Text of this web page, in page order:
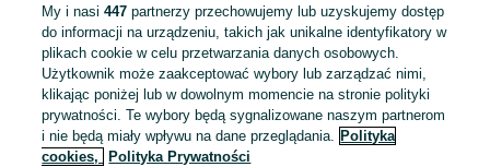
My i nasi447 partnerzy przechowujemy lub uzyskujemy dostęp
do informacji na urządzeniu, takich jak unikalne identyfikatory w
plikach cookie w celu przetwarzania danych osobowych.
Użytkownik może zaakceptować wybory lub zarządzać nimi,
klikając poniżej lub w dowolnym momencie na stronie polityki
prywatności. Te wybory będą sygnalizowane naszym partnerom
i nie będą miały wpływu na dane przeglądania. Polityka
cookies,
Polityka Prywatności